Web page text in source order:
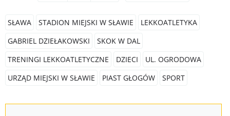
SŁAWA STADION MIEJSKI W SŁAWIE
LEKKOATLETYKA
GABRIEL DZIEŁAKOWSKI
SKOK W DAL
TRENINGI LEKKOATLETYCZNE
DZIECI
UL. OGRODOWA
URZĄD MIEJSKI W SŁAWIE
PIAST GŁOGÓW SPORT